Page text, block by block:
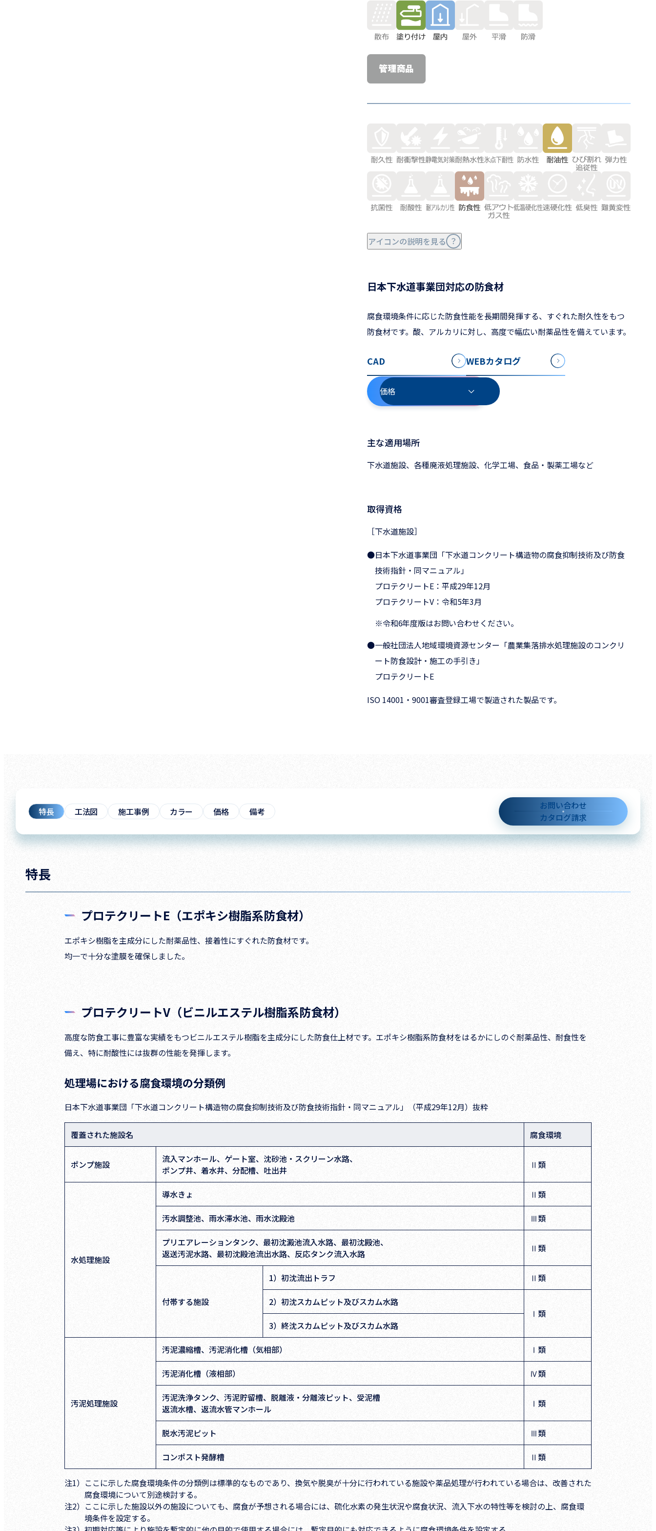
アイコンの説明を見る
日本下水道事業団対応の防食材
腐食環境条件に応じた防食性能を長期間発揮する、すぐれた耐久性をもつ
防食材です。酸、アルカリに対し、高度で幅広い耐薬品性を備えています。
CAD WEBカタログ
価格
主な適用場所
下水道施設、各種廃液処理施設、化学工場、食品・製薬工場など
取得資格
［下水道施設］
●日本下水道事業団「下水道コンクリート構造物の腐食抑制技術及び防食
技術指針・同マニュアル」
プロテクリートE：平成29年12月
プロテクリートV：令和5年3月
※令和6年度版はお問い合わせください。
●一般社団法人地域環境資源センター「農業集落排水処理施設のコンクリ
ート防食設計・施工の手引き」
プロテクリートE
ISO 14001・9001審査登録工場で製造された製品です。
特長 工法図 施工事例 カラー 価格 備考
お問い合わせ
カタログ請求
特長
プロテクリートE（エポキシ樹脂系防食材）
エポキシ樹脂を主成分にした耐薬品性、接着性にすぐれた防食材です。
均一で十分な塗膜を確保しました。
プロテクリートV（ビニルエステル樹脂系防食材）
高度な防食工事に豊富な実績をもつビニルエステル樹脂を主成分にした防食仕上材です。エポキシ樹脂系防食材をはるかにしのぐ耐薬品性、耐食性を
備え、特に耐酸性には抜群の性能を発揮します。
処理場における腐食環境の分類例
日本下水道事業団「下水道コンクリート構造物の腐食抑制技術及び防食技術指針・同マニュアル」（平成29年12月）抜粋
覆蓋された施設名 腐食環境
ポンプ施設
流入マンホール、ゲート室、沈砂池・スクリーン水路、
ポンプ井、着水井、分配槽、吐出井
Ⅱ類
水処理施設
導水きょ Ⅱ類
汚水調整池、雨水滞水池、雨水沈殿池 Ⅲ類
プリエアレーションタンク、最初沈澱池流入水路、最初沈殿池、
返送汚泥水路、最初沈殿池流出水路、反応タンク流入水路
Ⅱ類
付帯する施設
1）初沈流出トラフ Ⅱ類
2）初沈スカムピット及びスカム水路
Ⅰ類
3）終沈スカムピット及びスカム水路
汚泥処理施設
汚泥濃縮槽、汚泥消化槽（気相部） Ⅰ類
汚泥消化槽（液相部） Ⅳ類
汚泥洗浄タンク、汚泥貯留槽、脱離液・分離液ピット、受泥槽
返流水槽、返流水管マンホール
Ⅰ類
脱水汚泥ピット Ⅲ類
コンポスト発酵槽 Ⅱ類
注1） ここに示した腐食環境条件の分類例は標準的なものであり、換気や脱臭が十分に行われている施設や薬品処理が行われている場合は、改善された
腐食環境について別途検討する。
注2） ここに示した施設以外の施設についても、腐食が予想される場合には、硫化水素の発生状況や腐食状況、流入下水の特性等を検討の上、腐食環
境条件を設定する。